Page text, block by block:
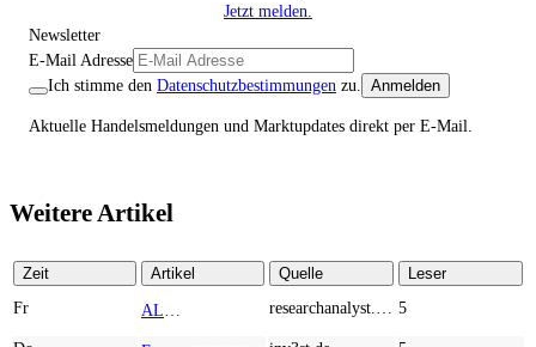
Jetzt melden.
Newsletter
E-Mail Adresse
Ich stimme den Datenschutzbestimmungen zu. Anmelden
Aktuelle Handelsmeldungen und Marktupdates direkt per E-Mail.
Weitere Artikel
Zeit Artikel Quelle
Leser
Fr
5